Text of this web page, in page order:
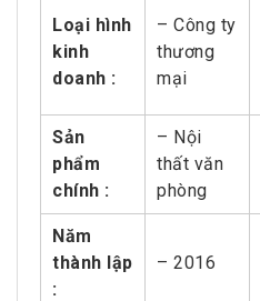
Loại hình
kinh
doanh :
– Công ty
thương
mại
Sản
phẩm
chính :
– Nội
thất văn
phòng
Năm
thành lập
:
– 2016